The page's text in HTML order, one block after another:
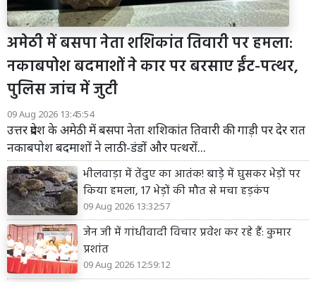
अमेठी में बसपा नेता शशिकांत तिवारी पर हमला:
नकाबपोश बदमाशों ने कार पर बरसाए ईंट-पत्थर,
पुलिस जांच में जुटी
09 Aug 2026 13:45:54
उत्तर प्रदेश के अमेठी में बसपा नेता शशिकांत तिवारी की गाड़ी पर देर रात
नकाबपोश बदमाशों ने लाठी-डंडों और पत्थरों...
भीलवाड़ा में तेंदुए का आतंक! बाड़े में घुसकर भेड़ों पर
किया हमला, 17 भेड़ों की मौत से मचा हड़कंप
09 Aug 2026 13:32:57
जेन जी में गांधीवादी विचार प्रवेश कर रहे हैं: कुमार
प्रशांत
09 Aug 2026 12:59:12